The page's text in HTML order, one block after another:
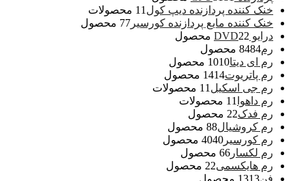
خنک کننده پردازنده دیپ کول
1 1 محصولات
خنک کننده مایع پردازنده کورسیر
77 محصول
درایو DVD
22 محصول
رم
8484 محصول
رم ای دیتا
1010 محصول
رم پاتریوت
1414 محصول
رم جی اسکیل
1 1 محصولات
رم داهوا
1 1 محصولات
رم فدک 22 محصول
رم کروشیال 88 محصول
رم کورسیر
4040 محصول
رم لکسار
66 محصول
رم هایکسمی 22 محصول
فن
1313 محصول